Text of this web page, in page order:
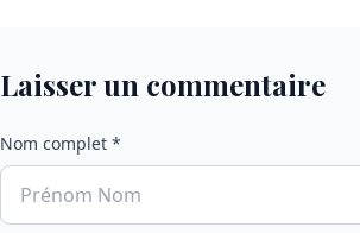
Laisser un commentaire
Nom complet *